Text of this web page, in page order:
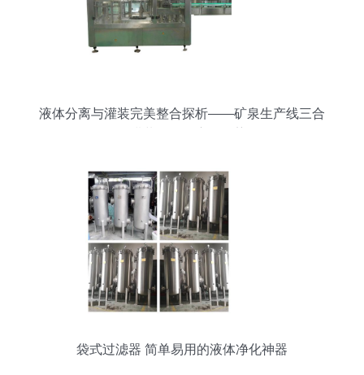
液体分离与灌装完美整合探析——矿泉生产线三合
袋式过滤器 简单易用的液体净化神器